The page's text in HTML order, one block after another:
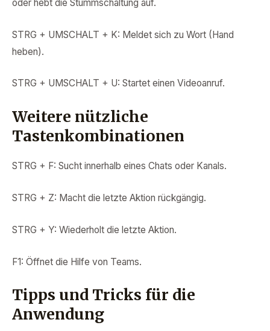
oder hebt die Stummschaltung auf.
STRG + UMSCHALT + K: Meldet sich zu Wort (Hand
heben).
STRG + UMSCHALT + U: Startet einen Videoanruf.
Weitere nützliche
Tastenkombinationen
STRG + F: Sucht innerhalb eines Chats oder Kanals.
STRG + Z: Macht die letzte Aktion rückgängig.
STRG + Y: Wiederholt die letzte Aktion.
F1: Öffnet die Hilfe von Teams.
Tipps und Tricks für die
Anwendung